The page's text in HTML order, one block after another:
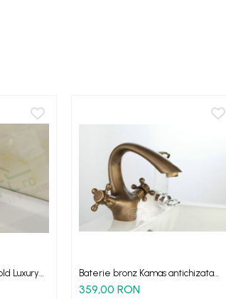
Luxury
Baterie bronz Kamas antichizata
doua robinete
359,00 RON